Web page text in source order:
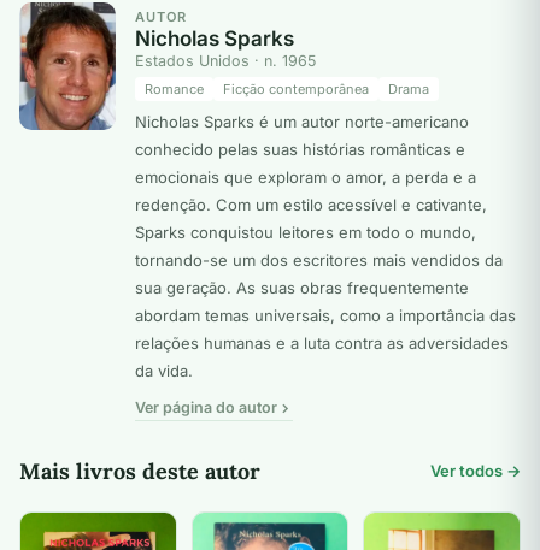
AUTOR
Nicholas Sparks
Estados Unidos · n. 1965
Romance Ficção contemporânea Drama
Nicholas Sparks é um autor norte-americano
conhecido pelas suas histórias românticas e
emocionais que exploram o amor, a perda e a
redenção. Com um estilo acessível e cativante,
Sparks conquistou leitores em todo o mundo,
tornando-se um dos escritores mais vendidos da
sua geração. As suas obras frequentemente
abordam temas universais, como a importância das
relações humanas e a luta contra as adversidades
da vida.
Ver página do autor
Mais livros deste autor Ver todos →